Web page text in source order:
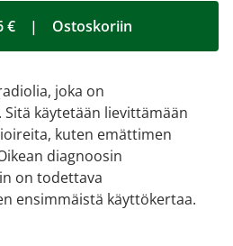
€ | Ostoskoriin
joka on
käytetään lievittämään
kuten emättimen
diagnoosin
on todettava
ensimmäistä käyttökertaa.